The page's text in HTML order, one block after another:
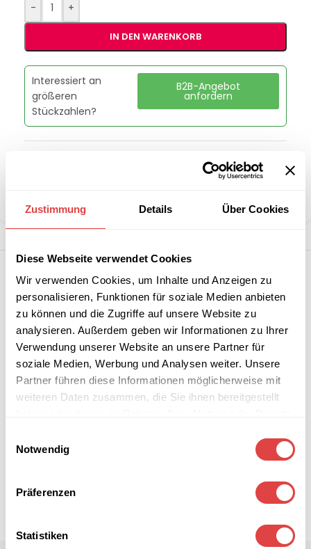
Zustimmung Details Über Cookies
Diese Webseite verwendet Cookies
Wir verwenden Cookies, um Inhalte und Anzeigen zu
personalisieren, Funktionen für soziale Medien anbieten
zu können und die Zugriffe auf unsere Website zu
analysieren. Außerdem geben wir Informationen zu Ihrer
Verwendung unserer Website an unsere Partner für
soziale Medien, Werbung und Analysen weiter. Unsere
Partner führen diese Informationen möglicherweise mit
weiteren Daten zusammen, die Sie ihnen bereitgestellt
Notwendig
Präferenzen
Statistiken
- +
IN DEN WARENKORB
Interessiert an
größeren
Stückzahlen?
B2B-Angebot
anfordern
Schultische
Teilen: